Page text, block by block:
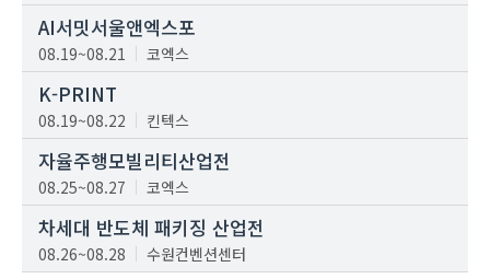
AI서밋서울앤엑스포
08.19~08.21 코엑스
K-PRINT
08.19~08.22 킨텍스
자율주행모빌리티산업전
08.25~08.27 코엑스
차세대 반도체 패키징 산업전
08.26~08.28 수원컨벤션센터